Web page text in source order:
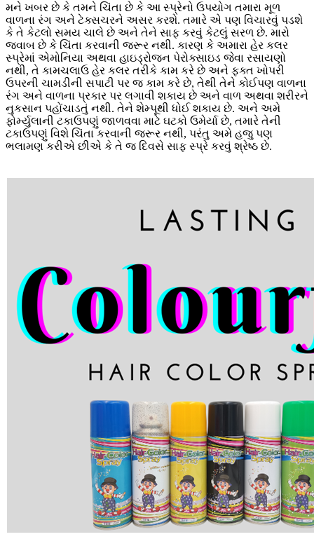
મને ખબર છે કે તમને ચિંતા છે કે આ સ્પ્રેનો ઉપયોગ તમારા મૂળ
વાળના રંગ અને ટેક્સચરને અસર કરશે. તમારે એ પણ વિચારવું પડશે
કે તે કેટલો સમય ચાલે છે અને તેને સાફ કરવું કેટલું સરળ છે. મારો
જવાબ છે કે ચિંતા કરવાની જરૂર નથી. કારણ કે અમારા હેર કલર
સ્પ્રેમાં એમોનિયા અથવા હાઇડ્રોજન પેરોક્સાઇડ જેવા રસાયણો
નથી, તે કામચલાઉ હેર કલર તરીકે કામ કરે છે અને ફક્ત ખોપરી
ઉપરની ચામડીની સપાટી પર જ કામ કરે છે, તેથી તેને કોઈપણ વાળના
રંગ અને વાળના પ્રકાર પર લગાવી શકાય છે અને વાળ અથવા શરીરને
નુકસાન પહોંચાડતું નથી. તેને શેમ્પૂથી ધોઈ શકાય છે. અને અમે
ફોર્મ્યુલાની ટકાઉપણું જાળવવા માટે ઘટકો ઉમેર્યા છે, તમારે તેની
ટકાઉપણું વિશે ચિંતા કરવાની જરૂર નથી, પરંતુ અમે હજુ પણ
ભલામણ કરીએ છીએ કે તે જ દિવસે સાફ સ્પ્રે કરવું શ્રેષ્ઠ છે.